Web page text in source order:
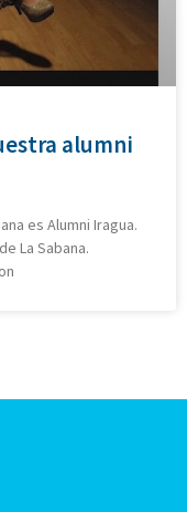
alumni
es Alumni Iragua.
La Sabana.